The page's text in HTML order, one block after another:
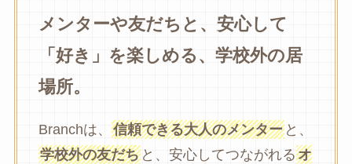
メンターや友だちと、安心して
「好き」を楽しめる、学校外の居
場所。
Branchは、 信頼できる大人のメンターと、
学校外の友だちと、安心してつながれるオ